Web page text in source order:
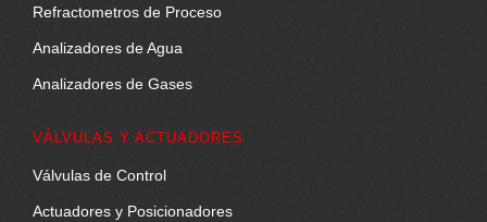
Refractometros de Proceso
Analizadores de Agua
Analizadores de Gases
VÁLVULAS Y ACTUADORES
Válvulas de Control
Actuadores y Posicionadores